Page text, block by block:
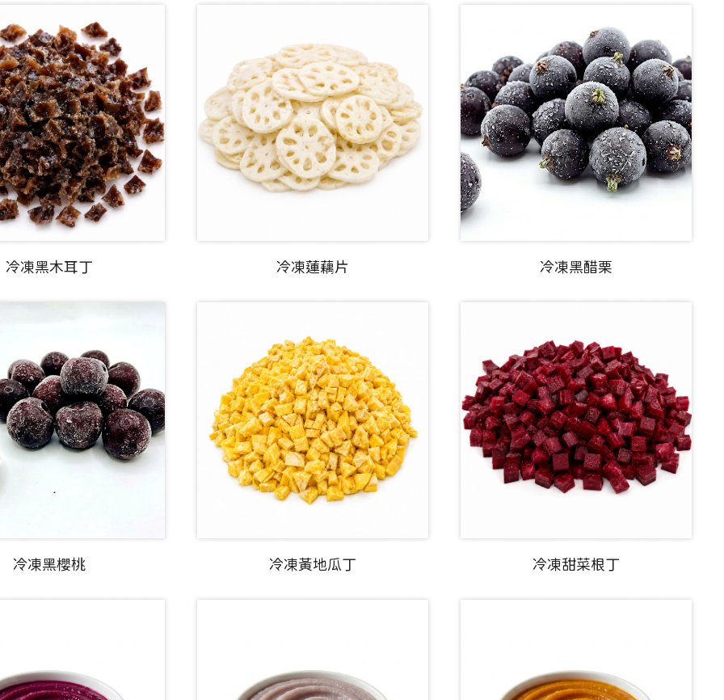
冷凍黑木耳丁 冷凍蓮藕片 冷凍黑醋栗
冷凍黑櫻桃 冷凍黃地瓜丁 冷凍甜菜根丁